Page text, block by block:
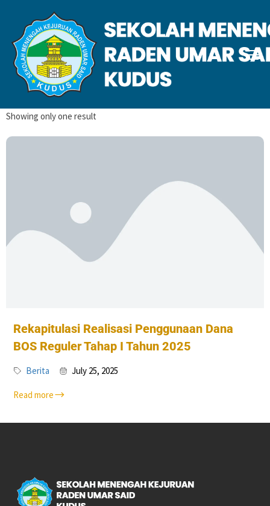
July 2025
Home2025July
Showing only one result
Rekapitulasi Realisasi Penggunaan Dana
BOS Reguler Tahap I Tahun 2025
Berita July 25, 2025
Read more